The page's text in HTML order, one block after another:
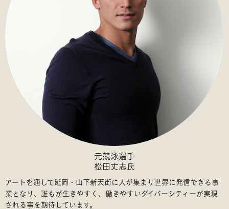
元競泳選手
松田丈志氏
アートを通して延岡・山下新天街に人が集まり世界に発信できる事
業となり、誰もが生きやすく、働きやすいダイバーシティーが実現
される事を期待しています。